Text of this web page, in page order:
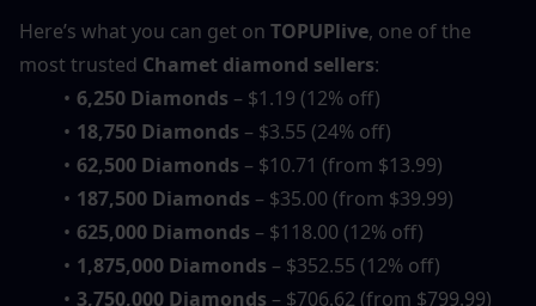
Here’s what you can get on TOPUPlive, one of the
most trusted Chamet diamond sellers:
6,250 Diamonds – $1.19 (12% off)
18,750 Diamonds – $3.55 (24% off)
62,500 Diamonds – $10.71 (from $13.99)
187,500 Diamonds – $35.00 (from $39.99)
625,000 Diamonds – $118.00 (12% off)
1,875,000 Diamonds – $352.55 (12% off)
3,750,000 Diamonds – $706.62 (from $799.99)